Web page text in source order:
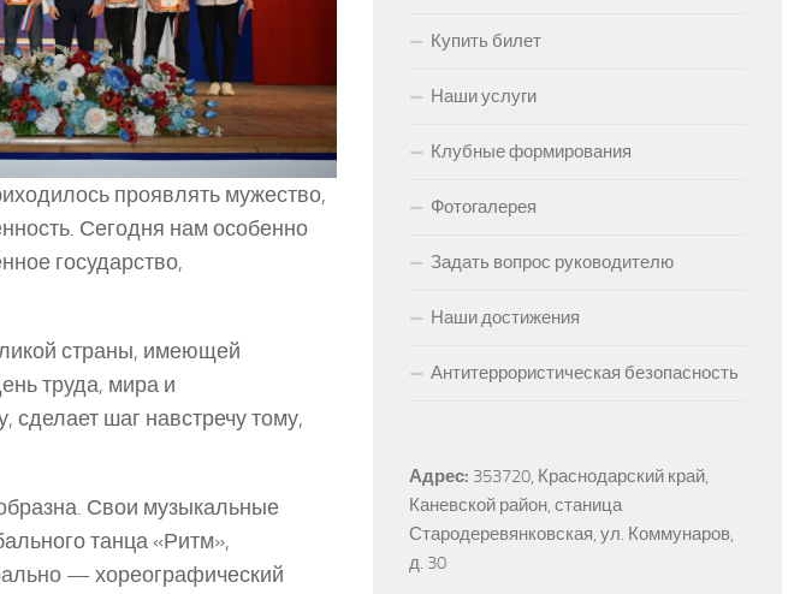
проявлять мужество,
Сегодня нам особенно
государство,
страны, имеющей
труда, мира и
сделает шаг навстречу тому,
Свои музыкальные
танца «Ритм»,
— хореографический
Купить билет
Наши услуги
Клубные формирования
Фотогалерея
Задать вопрос руководителю
Наши достижения
Антитеррористическая безопасность
Адрес: 353720, Краснодарский край,
Каневской район, станица
Стародеревянковская, ул. Коммунаров,
д. 30